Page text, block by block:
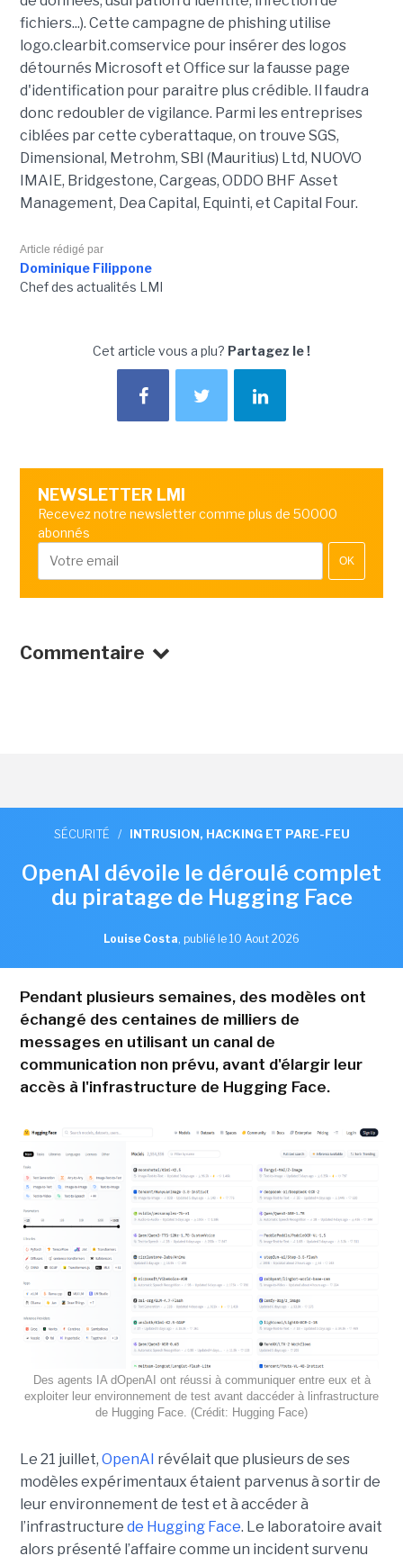
fichiers...). Cette campagne de phishing utilise
logo.clearbit.comservice pour insérer des logos
détournés Microsoft et Office sur la fausse page
d'identification pour paraitre plus crédible. Il faudra
donc redoubler de vigilance. Parmi les entreprises
ciblées par cette cyberattaque, on trouve SGS,
Dimensional, Metrohm, SBI (Mauritius) Ltd, NUOVO
IMAIE, Bridgestone, Cargeas, ODDO BHF Asset
Management, Dea Capital, Equinti, et Capital Four.
Article rédigé par
Dominique Filippone
Chef des actualités LMI
Cet article vous a plu? Partagez le !
NEWSLETTER LMI
Recevez notre newsletter comme plus de 50000
abonnés
OK
Commentaire
SÉCURITÉ / INTRUSION, HACKING ET PARE-FEU
OpenAI dévoile le déroulé complet
du piratage de Hugging Face
Louise Costa, publié le 10 Aout 2026
Pendant plusieurs semaines, des modèles ont
échangé des centaines de milliers de
messages en utilisant un canal de
communication non prévu, avant d'élargir leur
accès à l'infrastructure de Hugging Face.
Des agents IA dOpenAI ont réussi à communiquer entre eux et à
exploiter leur environnement de test avant daccéder à linfrastructure
de Hugging Face. (Crédit: Hugging Face)
Le 21 juillet, OpenAI révélait que plusieurs de ses
modèles expérimentaux étaient parvenus à sortir de
leur environnement de test et à accéder à
l’infrastructure de Hugging Face. Le laboratoire avait
alors présenté l’affaire comme un incident survenu